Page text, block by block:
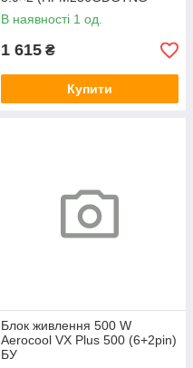
83A0A) 800/1600 БУ
В наявності 1 од.
1 615 ₴
Купити
Блок живлення 500 W
Aerocool VX Plus 500 (6+2pin)
БУ